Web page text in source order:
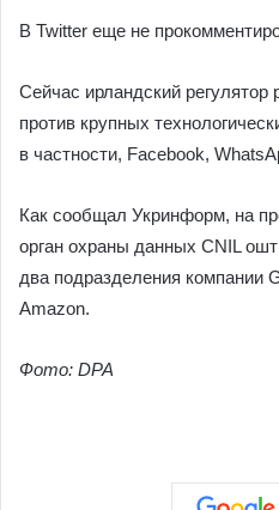
В Twitter еще не
Сейчас ирландский
против крупных
в частности, Facebook,
Как сообщал Укринформ, на
орган охраны данных CNIL
два подразделения компании
Amazon.
Фото: DPA